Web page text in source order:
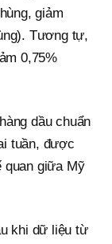
giảm
Tương tự,
0,75%
dầu chuẩn
tuần, được
quan giữa Mỹ
khi dữ liệu từ